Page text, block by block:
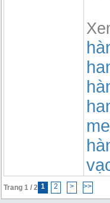
Trang 1 / 2 1 2 > >>